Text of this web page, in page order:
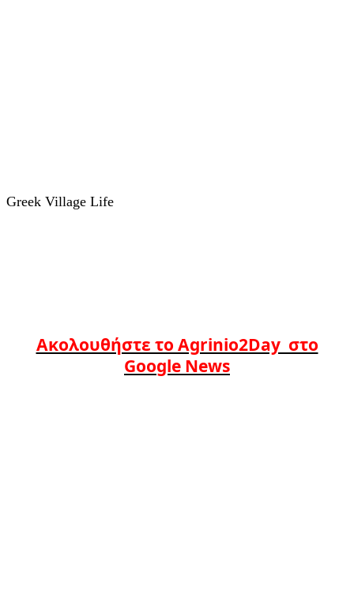
Greek Village Life
Ακολουθήστε το Agrinio2Day στο
Google News